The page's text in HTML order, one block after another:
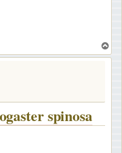
o
spinosa